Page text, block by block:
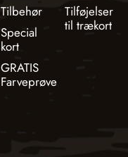
Tilbehør
Special
kort
GRATIS
Farveprøve
Tilføjelser
til trækort